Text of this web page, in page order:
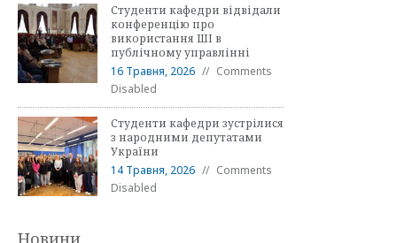
Студенти кафедри відвідали
конференцію про
використання ШІ в
публічному управлінні
16 Травня, 2026
Comments
Disabled
Студенти кафедри зустрілися
з народними депутатами
України
14 Травня, 2026
Comments
Disabled